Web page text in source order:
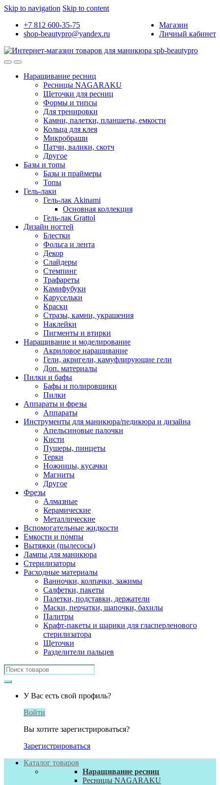
Skip to navigation Skip to content
+7 812 600-35-75
shop-beautypro@yandex.ru
Магазин
Личный кабинет
Наращивание ресниц
Ресницы NAGARAKU
Щеточки для ресниц
Формы и типсы
Для тренировки
Камни, палетки, планшеты, емкости
Кольца для клея
Микробраши
Патчи, валики, скотч
Другое
Базы и топы
Базы и праймеры
Топы
Гель-лаки
Гель-лак Akinami
Основная коллекция
Гель-лак Grattol
Дизайн ногтей
Блестки
Фольга и лента
Декор
Слайдеры
Стемпинг
Трафареты
Камифубуки
Карусельки
Краски
Стразы, камни, украшения
Наклейки
Пигменты и втирки
Наращивание и моделирование
Акриловое наращивание
Гели, акригели, камуфлирующие гели
Доп. материалы
Пилки и бафы
Бафы и полировщики
Пилки
Аппараты и фрезы
Аппараты
Инструменты для маникюра/педикюра и дизайна
Апельсиновые палочки
Кисти
Пушеры, пинцеты
Терки
Ножницы, кусачки
Магниты
Другое
Фрезы
Алмазные
Керамические
Металлические
Вспомогательные жидкости
Емкости и помпы
Вытяжки (пылесосы)
Лампы для маникюра
Стерилизаторы
Расходные материалы
Ванночки, колпачки, зажимы
Салфетки, пакеты
Палетки, подставки, держатели
Маски, перчатки, шапочки, бахилы
Палитры
Крафт-пакеты и шарики для гласперленового
стерилизатора
Щеточки
Разделители пальцев
Search
for:
У Вас есть свой профиль?
Войти
Вы хотите зарегистрироваться?
Зарегистрироваться
Каталог товаров
Наращивание ресниц
Ресницы NAGARAKU